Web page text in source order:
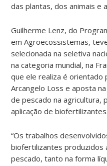
das plantas, dos animais e
Guilherme Lenz, do
em Agroecossistemas,
selecionada na seletiva
na categoria mundial, na
que ele realiza é
Arcangelo Loss e aposta
de pescado na agricultura,
aplicação de biofertilizantes.
“Os trabalhos
biofertilizantes produzidos
pescado, tanto na forma